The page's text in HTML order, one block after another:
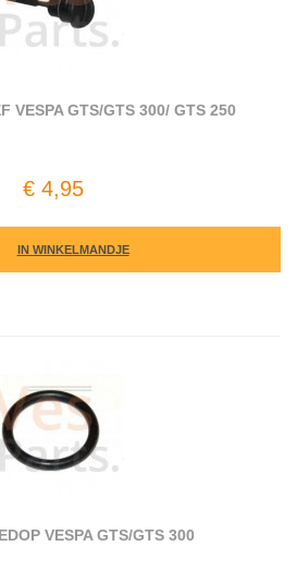
VESPA GTS/GTS 300/ GTS 250
€ 4,95
IN WINKELMANDJE
VESPA GTS/GTS 300